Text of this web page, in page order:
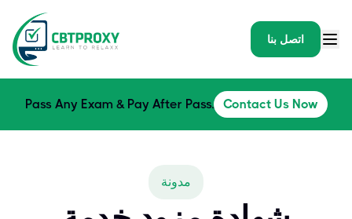
اتصل بنا
Pass Any Exam & Pay After Pass. Contact Us Now
مدونة